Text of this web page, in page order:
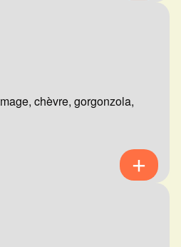
chèvre, gorgonzola,